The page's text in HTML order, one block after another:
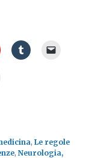
,Le regole
,Neurologia,